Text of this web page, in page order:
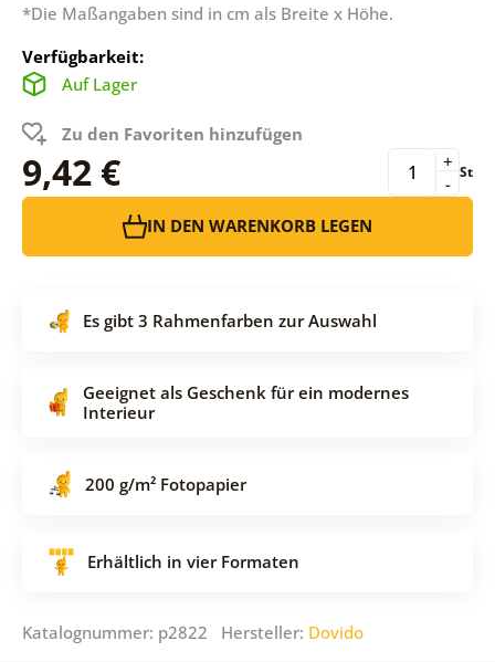
*Die Maßangaben sind in cm als Breite x Höhe.
Verfügbarkeit:
Auf Lager
Zu den Favoriten hinzufügen
9,42 € -
+ St
IN DEN WARENKORB LEGEN
Es gibt 3 Rahmenfarben zur Auswahl
Geeignet als Geschenk für ein modernes
Interieur
200 g/m² Fotopapier
Erhältlich in vier Formaten
Katalognummer: p2822 Hersteller: Dovido